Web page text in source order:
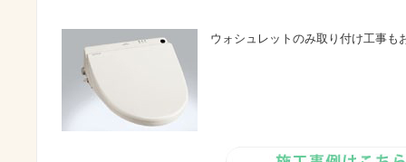
ウォシュレットのみ取り付け工事も